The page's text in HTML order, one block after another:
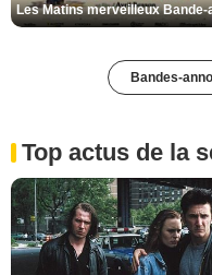
Bandes-
Top actus de la